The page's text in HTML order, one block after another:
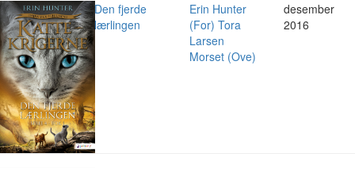
Den fjerde
lærlingen
Erin Hunter
(For) Tora
Larsen
Morset (Ove)
desember
2016